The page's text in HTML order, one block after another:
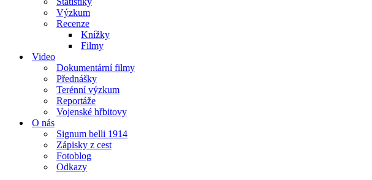
Výzkum
Recenze
Knížky
Filmy
Video
Dokumentární filmy
Přednášky
Terénní výzkum
Reportáže
Vojenské hřbitovy
O nás
Signum belli 1914
Zápisky z cest
Fotoblog
Odkazy